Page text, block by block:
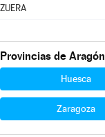
ZUERA
Provincias de Aragón
Huesca
Zaragoza